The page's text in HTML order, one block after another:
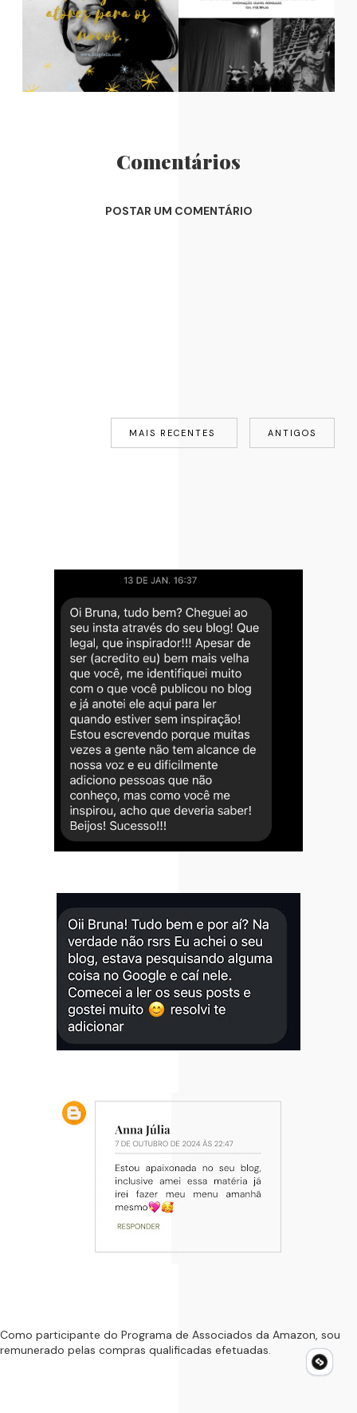
Comentários
POSTAR UM COMENTÁRIO
MAIS RECENTES ANTIGOS
Como participante do Programa de Associados da Amazon, sou
remunerado pelas compras qualificadas efetuadas.